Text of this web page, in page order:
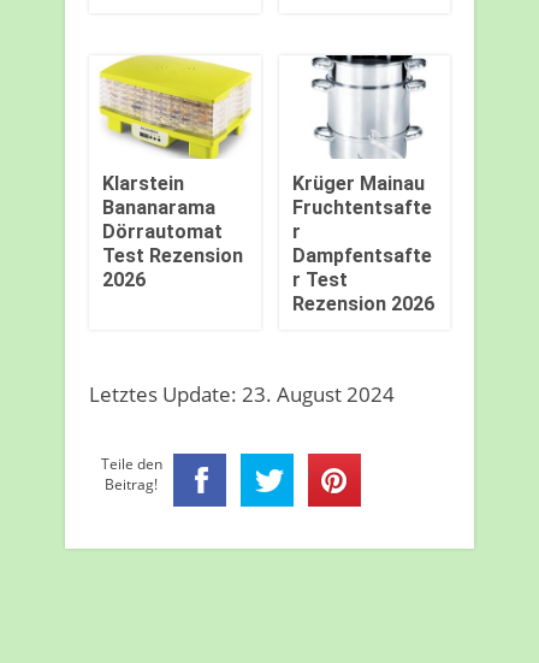
Klarstein
Bananarama
Dörrautomat
Test Rezension
2026
Krüger Mainau
Fruchtentsafte
r
Dampfentsafte
r Test
Rezension 2026
Letztes Update: 23. August 2024
Teile den
Beitrag!